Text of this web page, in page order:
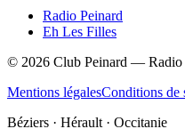
Radio Peinard
Eh Les Filles
© 2026 Club Peinard — Radio
Mentions légalesConditions de
Béziers · Hérault · Occitanie